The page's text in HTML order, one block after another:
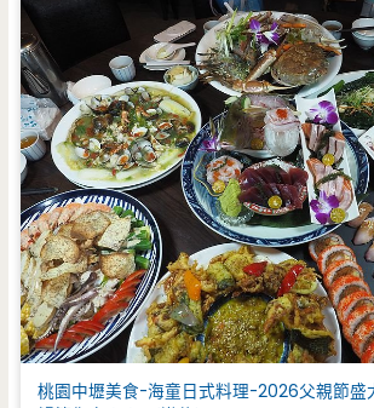
桃園中壢美食-海童日式料理-2026父親節盛